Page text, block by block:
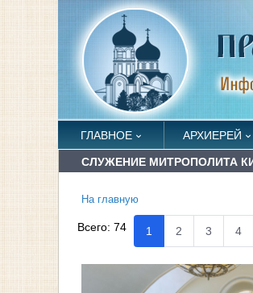
ГЛАВНОЕ АРХИЕРЕЙ
СЛУЖЕНИЕ МИТРОПОЛИТА
На главную
Всего:74 1 2 3 4